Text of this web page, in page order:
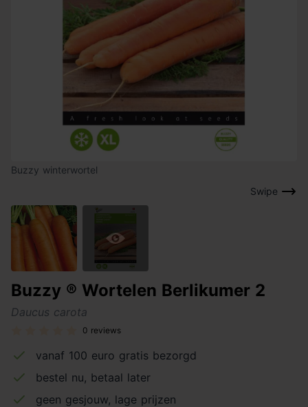
Swipe
Buzzy winterwortel
Buzzy ® Wortelen Berlikumer 2
Daucus carota
0 reviews
vanaf 100 euro gratis bezorgd
bestel nu, betaal later
geen gesjouw, lage prijzen